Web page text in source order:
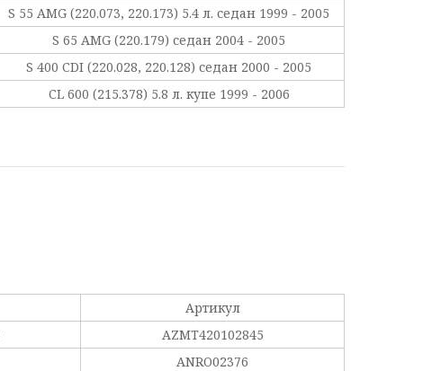
S 55 AMG (220.073, 220.173) 5.4 л. седан 1999 - 2005
S 65 AMG (220.179) седан 2004 - 2005
S 400 CDI (220.028, 220.128) седан 2000 - 2005
CL 600 (215.378) 5.8 л. купе 1999 - 2006
Артикул
AZMT420102845
ANRO02376